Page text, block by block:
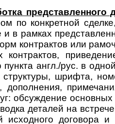
представленного
по конк­ретной
в рамках
контрактов или
англ./рус. в
шрифта,
дополнения,
обсуждение
деталей на
исходного договора